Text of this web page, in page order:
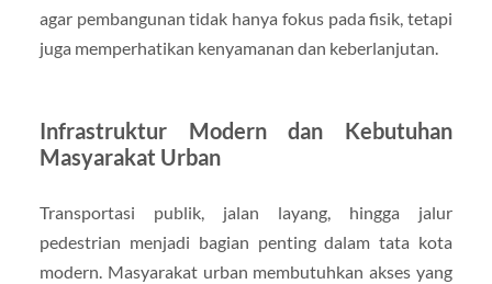
agar pembangunan tidak hanya fokus pada fisik, tetapi
juga memperhatikan kenyamanan dan keberlanjutan.
Infrastruktur Modern dan Kebutuhan
Masyarakat Urban
Transportasi publik, jalan layang, hingga jalur
pedestrian menjadi bagian penting dalam tata kota
modern. Masyarakat urban membutuhkan akses yang